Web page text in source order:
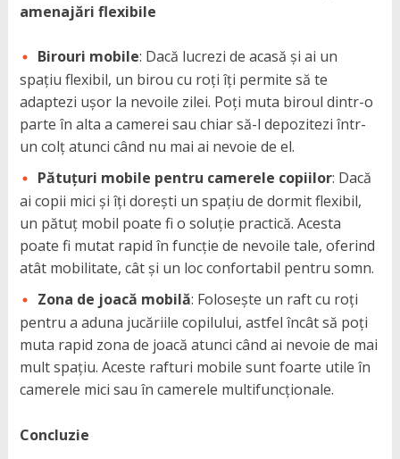
amenajări flexibile
Birouri mobile: Dacă lucrezi de acasă și ai un
spațiu flexibil, un birou cu roți îți permite să te
adaptezi ușor la nevoile zilei. Poți muta biroul dintr-o
parte în alta a camerei sau chiar să-l depozitezi într-
un colț atunci când nu mai ai nevoie de el.
Pătuțuri mobile pentru camerele copiilor: Dacă
ai copii mici și îți dorești un spațiu de dormit flexibil,
un pătuț mobil poate fi o soluție practică. Acesta
poate fi mutat rapid în funcție de nevoile tale, oferind
atât mobilitate, cât și un loc confortabil pentru somn.
Zona de joacă mobilă: Folosește un raft cu roți
pentru a aduna jucăriile copilului, astfel încât să poți
muta rapid zona de joacă atunci când ai nevoie de mai
mult spațiu. Aceste rafturi mobile sunt foarte utile în
camerele mici sau în camerele multifuncționale.
Concluzie